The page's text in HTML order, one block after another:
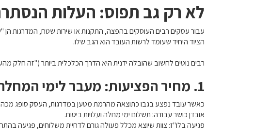
לא רק גב תפוס: העלות
עבור עסקים רבים העוסקים בהפצה, התקנות או שירות שטח, המדרגות
הציוד היחיד שעומד לרשות העובד הוא הגב שלו.
רבים נוטים לחשוב שהובלה ידנית היא הדרך הכלכלית ביותר ("זה חלק
1. מחיר הפציעות: מעבר לימי המחלה
כאשר עובד נפצע בגבו כתוצאה מהרמת מטען במדרגות, העסק סופג מכה
אובדן כושר עבודה: תשלום ימי מחלה ועלויות ביטוח.
פגיעה בלו"ז: צוות שיוצא מכלל פעולה גורם לדחיית משלוחים, פגיעה